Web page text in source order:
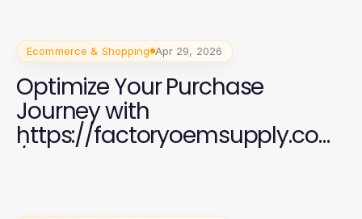
Ecommerce & Shopping Apr 29, 2026
Optimize Your Purchase
Journey with
https://factoryoemsupply.com